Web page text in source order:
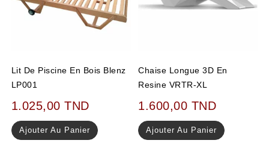
Lit De Piscine En Bois Blenz
LP001
1.025,00TND
Ajouter Au Panier
Chaise Longue 3D En
Resine VRTR-XL
1.600,00 TND
Ajouter Au Panier